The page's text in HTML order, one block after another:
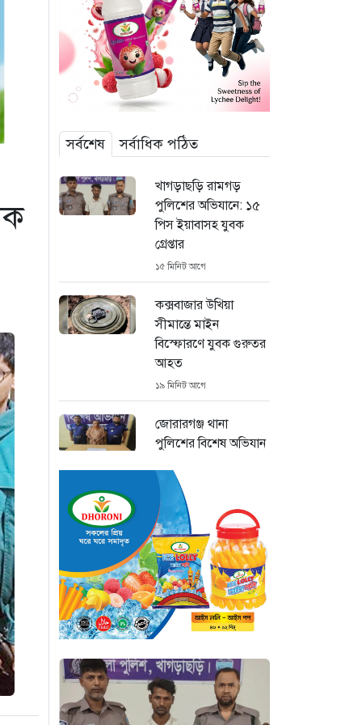
সর্বশেষ সর্বাধিক পঠিত
খাগড়াছড়ি রামগড়
পুলিশের অভিযানে: ১৫
পিস ইয়াবাসহ যুবক
গ্রেপ্তার
১৫ মিনিট আগে
কক্সবাজার উখিয়া
সীমান্তে মাইন
বিস্ফোরণে যুবক গুরুতর
আহত
১৯ মিনিট আগে
জোরারগঞ্জ থানা
পুলিশের বিশেষ অভিযান
মাদক কারবারি গ্রেফতার
২৪ মিনিট আগে
ঢাকা চট্টগ্রাম মহাসড়ক
স্টার লাইন বাসের ধাক্কায়
অটোরিকশা চালক নিহত
৩৩ মিনিট আগে
হামে আরও ৬ শিশুর
মৃত্যু, নতুন করে আক্রান্ত
৮৫ জন
৪ ঘণ্টা আগে